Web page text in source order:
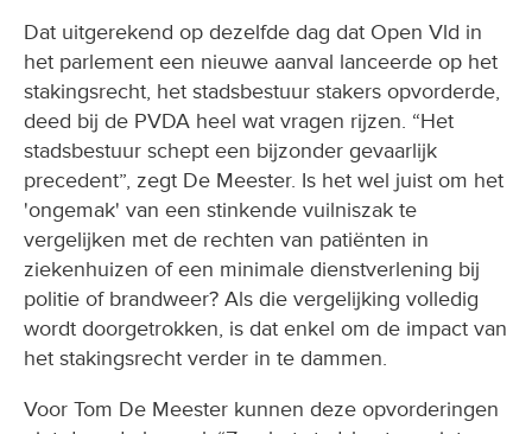
Dat uitgerekend op dezelfde dag dat Open Vld in
het parlement een nieuwe aanval lanceerde op het
stakingsrecht, het stadsbestuur stakers opvorderde,
deed bij de PVDA heel wat vragen rijzen. “Het
stadsbestuur schept een bijzonder gevaarlijk
precedent”, zegt De Meester. Is het wel juist om het
'ongemak' van een stinkende vuilniszak te
vergelijken met de rechten van patiënten in
ziekenhuizen of een minimale dienstverlening bij
politie of brandweer? Als die vergelijking volledig
wordt doorgetrokken, is dat enkel om de impact van
het stakingsrecht verder in te dammen.
Voor Tom De Meester kunnen deze opvorderingen